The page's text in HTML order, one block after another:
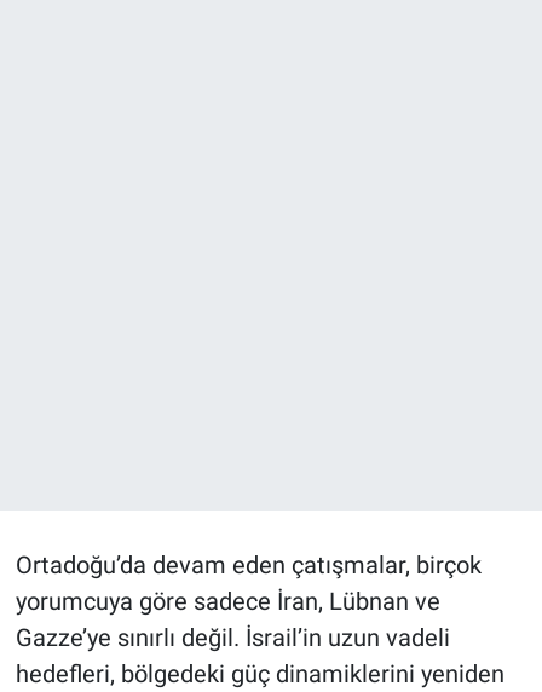
Ortadoğu’da devam eden çatışmalar, birçok
yorumcuya göre sadece İran, Lübnan ve
Gazze’ye sınırlı değil. İsrail’in uzun vadeli
hedefleri, bölgedeki güç dinamiklerini yeniden